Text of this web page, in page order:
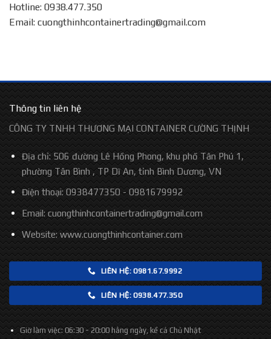
Hotline: 0938.477.350
Email: cuongthinhcontainertrading@gmail.com
Thông tin liên hệ
CÔNG TY TNHH THƯƠNG MẠI CONTAINER CƯỜNG THỊNH
Địa chỉ: 506 đường Lê Hồng Phong, khu phố Tân Phú 1,
phường Tân Bình , TP Dĩ An, tỉnh Bình Dương, VN
Điện thoại: 0938477350 - 0981679992
Email: cuongthinhcontainertrading@gmail.com
Website: www.cuongthinhcontainer.com
LIÊN HỆ: 0981.67.9992
LIÊN HỆ: 0938.477.350
Giờ làm việc: 06:30 - 20:00 hằng ngày, kể cả Chủ Nhật